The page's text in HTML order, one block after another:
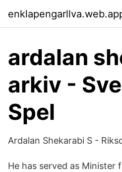
ardalan
arkiv -
Spel
Ardalan Shekarabi S -
He has served as Minister